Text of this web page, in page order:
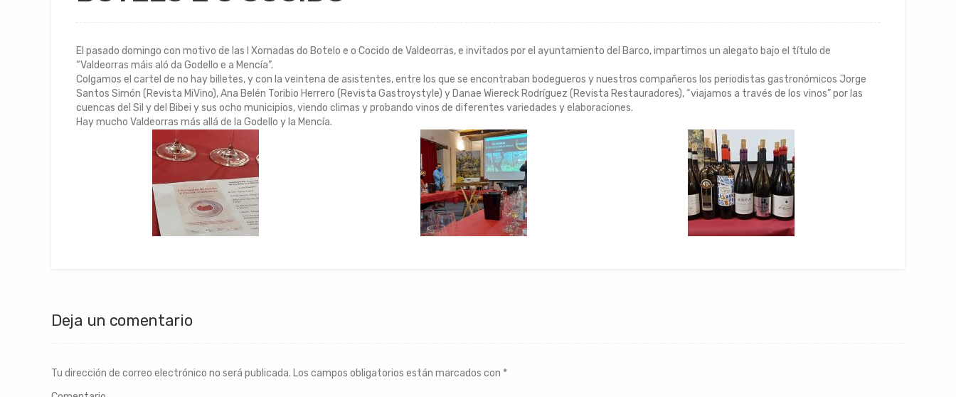
El pasado domingo con motivo de las I Xornadas do Botelo e o Cocido de Valdeorras, e invitados por el ayuntamiento del Barco, impartimos un alegato bajo el título de
“Valdeorras máis aló da Godello e a Mencía”.
Colgamos el cartel de no hay billetes, y con la veintena de asistentes, entre los que se encontraban bodegueros y nuestros compañeros los periodistas gastronómicos Jorge
Santos Simón (Revista MiVino), Ana Belén Toribio Herrero (Revista Gastroystyle) y Danae Wiereck Rodríguez (Revista Restauradores), “viajamos a través de los vinos” por las
cuencas del Sil y del Bibei y sus ocho municipios, viendo climas y probando vinos de diferentes variedades y elaboraciones.
Hay mucho Valdeorras más allá de la Godello y la Mencía.
Deja un comentario
Tu dirección de correo electrónico no será publicada. Los campos obligatorios están marcados con *